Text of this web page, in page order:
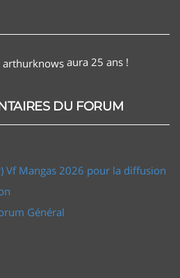
arthurknows aura 25 ans !
DU FORUM
Vf Mangas 2026 pour la diffusion
Général